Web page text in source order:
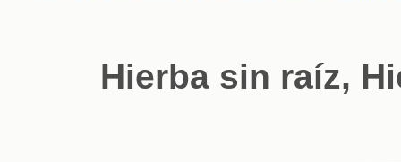
Hierba sin raíz,